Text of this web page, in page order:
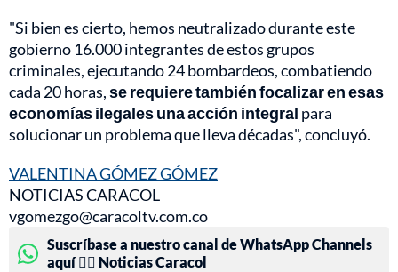
"Si bien es cierto, hemos neutralizado durante este
gobierno 16.000 integrantes de estos grupos
criminales, ejecutando 24 bombardeos, combatiendo
cada 20 horas,se requiere también focalizar en esas
economías ilegales una acción integral para
solucionar un problema que lleva décadas", concluyó.
VALENTINA GÓMEZ GÓMEZ
NOTICIAS CARACOL
vgomezgo@caracoltv.com.co
Suscríbase a nuestro canal de WhatsApp Channels
aquí 👉🏻 Noticias Caracol